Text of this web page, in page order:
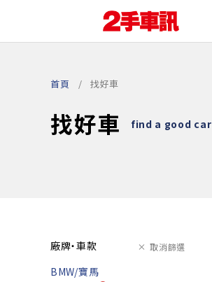
首頁 找好車
找好車 find a good car
廠牌・車款 取消篩選
BMW/寶馬